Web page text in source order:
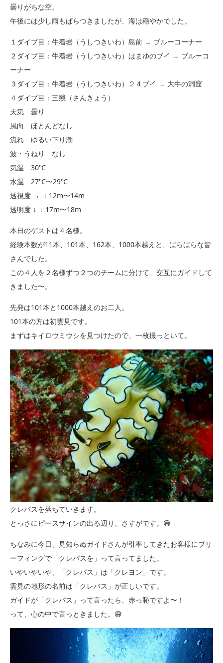
曇りがちな空。
午後には少し雨もぱらつきましたが、海は穏やかでした。
１ダイブ目：牛着岩（うしつきいわ）島前 → ブルーコーナー
２ダイブ目：牛着岩（うしつきいわ）はまゆのブイ → ブルーコ
ーナー
３ダイブ目：牛着岩（うしつきいわ）２４ブイ → 大牛の洞窟
４ダイブ目：三競（さんきょう）
天気 曇り
風向 ほとんどなし
流れ ゆるい下り潮
波・うねり なし
気温 30℃
水温 27℃〜29℃
透視度 → ：12m〜14m
透明度 ↓ ：17m〜18m
本日のゲストは４名様。
経験本数が11本、101本、162本、1000本越えと、ばらばらな皆
さんでした。
この４人を２名様ずつ２つのチームに分けて、交互にガイドして
きました〜。
先発は101本と1000本越えのお二人。
101本の方は初雲見です。
まずはキイロウミウシを見つけたので、一枚撮っといて。
クレバスを落ちていきます。
とっさにピースサインの出る辺り、さすがです。😄
ちなみに今日、見知らぬガイドさんが引率してきたお客様にブリ
ーフィングで「クレパスを」って言ってました。
いやいやいや、「クレパス」は「クレヨン」です。
雲見の地形の名前は「クレバス」が正しいです。
ガイドが「クレパス」って言ったら、赤っ恥ですよ〜！
って、心の中で言っときました。😅